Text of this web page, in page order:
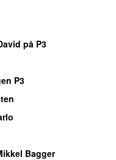
på P3
P3
Bagger